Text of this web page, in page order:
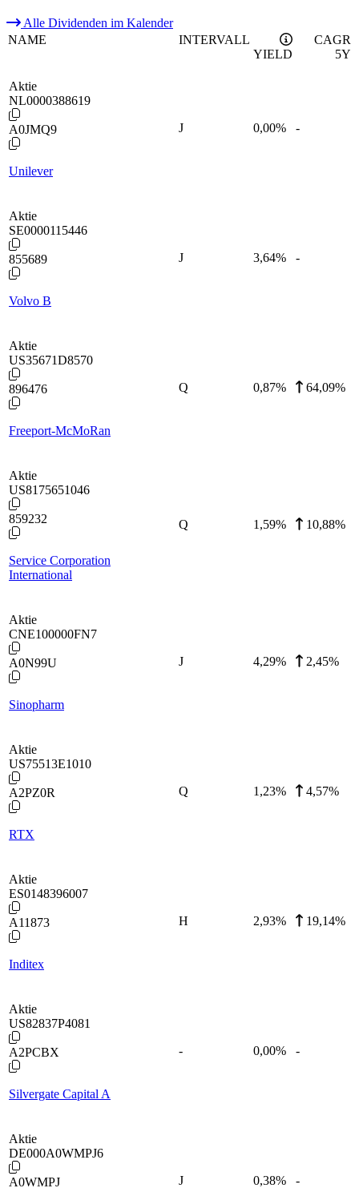
Alle Dividenden im Kalender
NAME
INTERVALL
YIELD
CAGR
5Y
Aktie
NL0000388619
A0JMQ9
Unilever
J 0,00% -
Aktie
SE0000115446
855689
Volvo B
J 3,64% -
Aktie
US35671D8570
896476
Freeport-McMoRan
Q 0,87% 64,09%
Aktie
US8175651046
859232
Service Corporation
International
Q 1,59% 10,88%
Aktie
CNE100000FN7
A0N99U
Sinopharm
J 4,29% 2,45%
Aktie
US75513E1010
A2PZ0R
RTX
Q 1,23% 4,57%
Aktie
ES0148396007
A11873
Inditex
H 2,93% 19,14%
Aktie
US82837P4081
A2PCBX
Silvergate Capital A
- 0,00% -
Aktie
DE000A0WMPJ6
A0WMPJ J 0,38% -